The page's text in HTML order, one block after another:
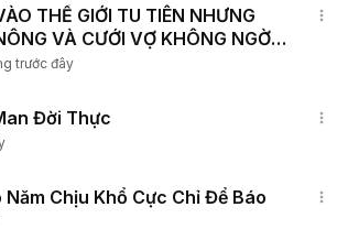
THẾ GIỚI TU TIÊN NHƯNG
VÀ CƯỚI VỢ KHÔNG NGỜ
trước đây
Đời Thực
Chịu Khổ Cực Chỉ Để Báo